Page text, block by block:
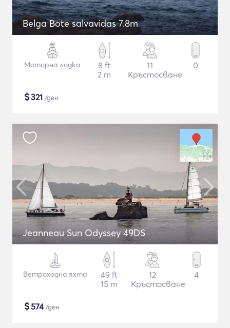
Belga Bote salvavidas 7.8m
Моторна лодка
8 ft
2 m
11
Кръстосване
0
$321 /ден
Jeanneau Sun Odyssey 49DS
Ветроходна яхта
49 ft
15 m
12
Кръстосване
4
$574/ден